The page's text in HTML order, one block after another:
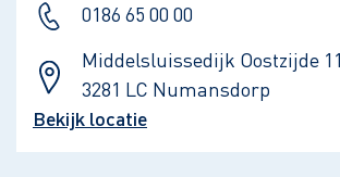
0186 65 00 00
Middelsluissedijk Oostzijde 11
3281 LC Numansdorp
Bekijk locatie